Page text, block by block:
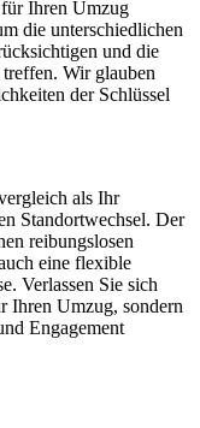
für Ihren Umzug
die unterschiedlichen
und die
Wir glauben
der Schlüssel
als Ihr
Standortwechsel. Der
reibungslosen
eine flexible
Verlassen Sie sich
Ihren Umzug, sondern
Engagement